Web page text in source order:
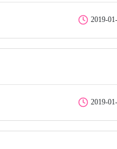
2019-
2019-